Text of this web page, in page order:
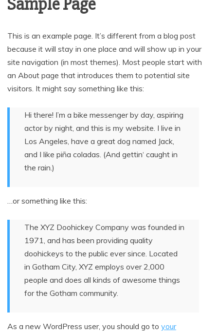
Sample Page
This is an example page. It’s different from a blog post
because it will stay in one place and will show up in your
site navigation (in most themes). Most people start with
an About page that introduces them to potential site
visitors. It might say something like this:
Hi there! I’m a bike messenger by day, aspiring
actor by night, and this is my website. I live in
Los Angeles, have a great dog named Jack,
and I like piña coladas. (And gettin‘ caught in
the rain.)
…or something like this:
The XYZ Doohickey Company was founded in
1971, and has been providing quality
doohickeys to the public ever since. Located
in Gotham City, XYZ employs over 2,000
people and does all kinds of awesome things
for the Gotham community.
As a new WordPress user, you should go to your